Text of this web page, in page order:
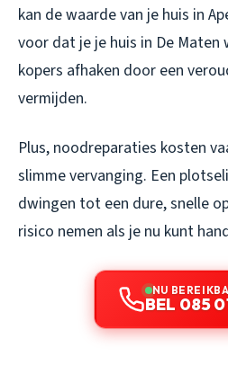
kan de waarde van je huis in
voor dat je je huis in De Maten
kopers afhaken door een
vermijden.
Plus, noodreparaties kosten
slimme vervanging. Een
dwingen tot een dure, snelle
risico nemen als je nu kunt
NU
BEL 085